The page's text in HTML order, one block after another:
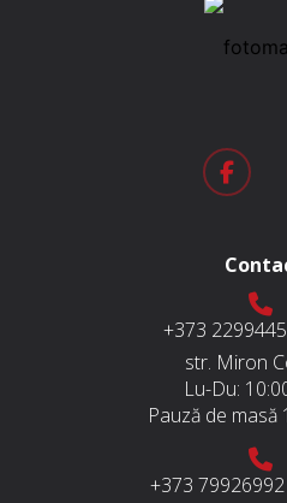
+373
str. Miron
Lu-Du:
Pauză de masă
+373 79926992